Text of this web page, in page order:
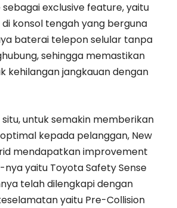
exclusive feature, yaitu
konsol tengah yang berguna
baterai telepon selular tanpa
sehingga memastikan
kehilangan jangkauan dengan
untuk semakin memberikan
kepada pelanggan, New
mendapatkan improvement
yaitu Toyota Safety Sense
telah dilengkapi dengan
yaitu Pre-Collision